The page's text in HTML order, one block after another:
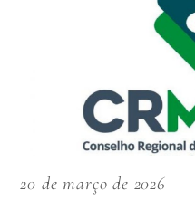
20 de março de 2026